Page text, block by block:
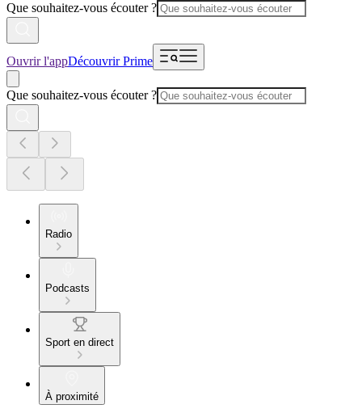
Que souhaitez-vous écouter ?
Ouvrir l'appDécouvrir Prime
Que souhaitez-vous écouter ?
Radio
Podcasts
Sport en direct
À proximité